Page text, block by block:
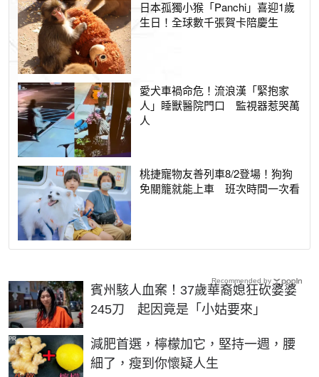
日本孤獨小猴「Panchi」喜迎1歲
生日！全球數千張賀卡陪慶生
愛犬車禍命危！流浪漢「緊抱家
人」睡獸醫院門口 監視器惹哭萬
人
桃捷寵物友善列車8/2登場！狗狗
免關籠就能上車 班次時間一次看
賓州駭人血案！37歲華裔媳狂砍婆婆
245刀 起因竟是「小姑要來」
減肥首選，檸檬加它，堅持一週，腰
細了，瘦到你懷疑人生
PR
Recommended by